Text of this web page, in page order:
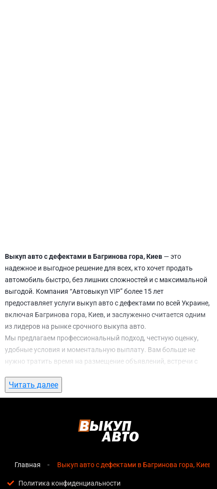
Выкуп авто с дефектами в Багринова гора, Киев — это
надежное и выгодное решение для всех, кто хочет продать
автомобиль быстро, без лишних сложностей и с максимальной
выгодой. Компания “Автовыкуп VIP” более 15 лет
предоставляет услуги выкуп авто с дефектами по всей Украине,
включая Багринова гора, Киев, и заслуженно считается одним
из лидеров на рынке срочного выкупа авто.
Мы предлагаем профессиональный подход, честную оценку,
удобные условия и моментальную выплату. Вам больше не
нужно тратить время на размещение объявлений, встречи с
ожидание. С нами вы можете
Багринова гора, Киеввсего за 1 день.
авто с дефектами в Багринова гора, Киев
озвучивается сразу после обращения, без скрытых
Прозрачные условия— все этапы сделки полностью
Читать далее
Главная Выкуп авто с дефектами в Багринова гора, Киев
Политика конфиденциальности